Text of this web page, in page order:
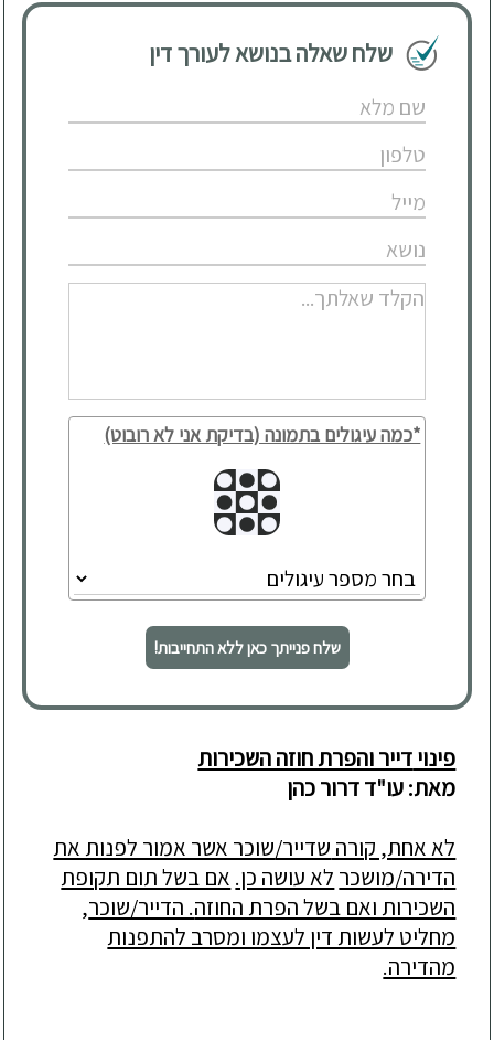
שלח שאלה בנושא לעורך דין
*כמה עיגולים בתמונה (בדיקת אני לא רובוט)
שלח פנייתך כאן ללא התחייבות!
פינוידייר והפרת חוזה השכירות
מאת: עו"ד דרור כהן
לא אחת, קורה שדייר/שוכר אשר אמור לפנות את
הדירה/מושכר לא עושה כן. אם בשל תום תקופת
השכירות ואם בשל הפרת החוזה. הדייר/שוכר,
מחליט לעשות דין לעצמו ומסרב להתפנות
מהדירה.